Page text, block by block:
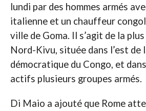
lundi par des hommes armés
italienne et un chauffeur
ville de Goma. Il s’agit de la
Nord-Kivu, située dans l’est de
démocratique du Congo, et
actifs plusieurs groupes armés.
Di Maio a ajouté que Rome